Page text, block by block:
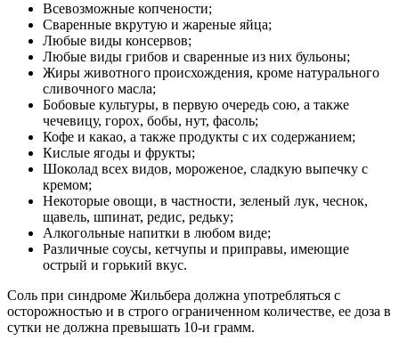
Всевозможные копчености;
Сваренные вкрутую и жареные яйца;
Любые виды консервов;
Любые виды грибов и сваренные из них бульоны;
Жиры животного происхождения, кроме натурального
сливочного масла;
Бобовые культуры, в первую очередь сою, а также
чечевицу, горох, бобы, нут, фасоль;
Кофе и какао, а также продукты с их содержанием;
Кислые ягоды и фрукты;
Шоколад всех видов, мороженое, сладкую выпечку с
кремом;
Некоторые овощи, в частности, зеленый лук, чеснок,
щавель, шпинат, редис, редьку;
Алкогольные напитки в любом виде;
Различные соусы, кетчупы и приправы, имеющие
острый и горький вкус.
Соль при синдроме Жильбера должна употребляться с
осторожностью и в строго ограниченном количестве, ее доза в
сутки не должна превышать 10-и грамм.